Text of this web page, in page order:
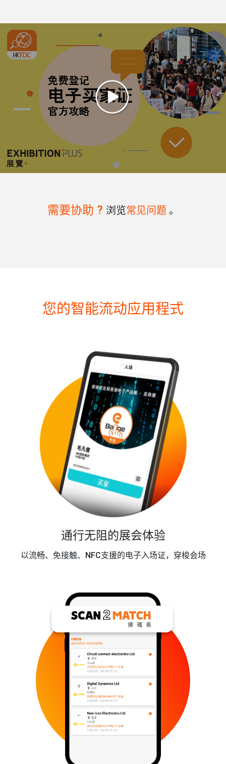
需要协助 ? 浏览常见问题 。
您的智能流动应用程式
通行无阻的展会体验
以流畅、免接触、NFC支援的电子入场证，穿梭会场